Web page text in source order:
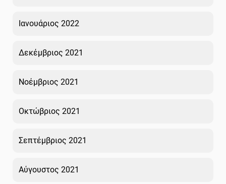
Ιανουάριος 2022
Δεκέμβριος 2021
Νοέμβριος 2021
Οκτώβριος 2021
Σεπτέμβριος 2021
Αύγουστος 2021